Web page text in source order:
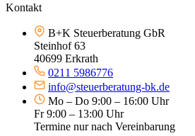
Kontakt
B+K Steuerberatung GbR
Steinhof 63
40699 Erkrath
0211 5986776
info@steuerberatung-bk.de
Mo – Do 9:00 – 16:00 Uhr
Fr 9:00 – 13:00 Uhr
Termine nur nach Vereinbarung